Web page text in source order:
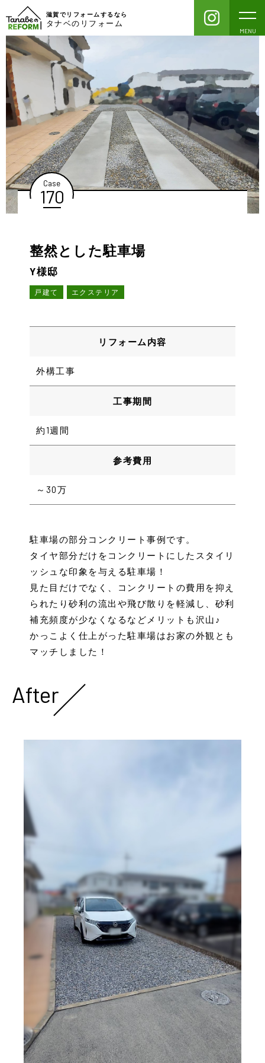
滋賀でリフォームするなら
タナベのリフォーム
MENU
Case
170
整然とした駐車場
Y様邸
戸建て エクステリア
リフォーム内容
外構工事
工事期間
約1週間
参考費用
～30万
駐車場の部分コンクリート事例です。
タイヤ部分だけをコンクリートにしたスタイリ
ッシュな印象を与える駐車場！
見た目だけでなく、コンクリートの費用を抑え
られたり砂利の流出や飛び散りを軽減し、砂利
補充頻度が少なくなるなどメリットも沢山♪
かっこよく仕上がった駐車場はお家の外観とも
マッチしました！
After